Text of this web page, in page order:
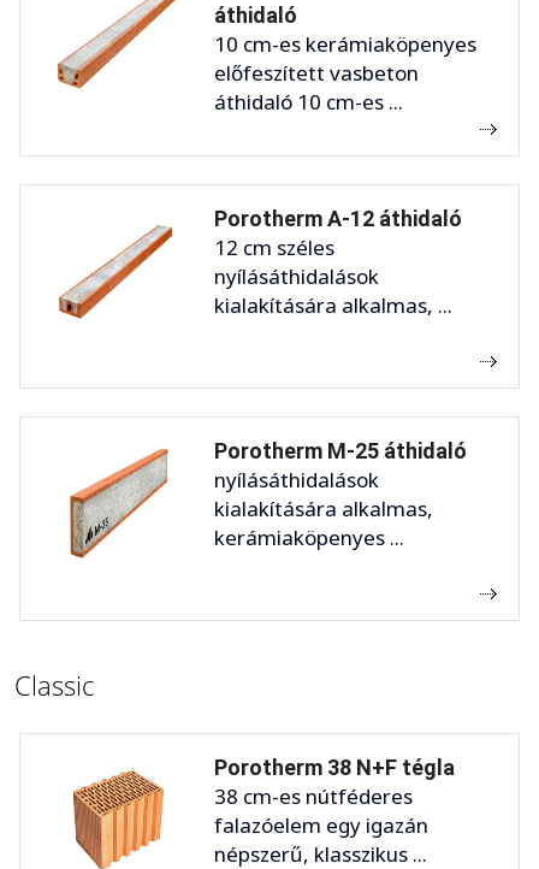
áthidaló
10 cm-es kerámiaköpenyes
előfeszített vasbeton
áthidaló 10 cm-es ...
Porotherm A-12 áthidaló
12 cm széles
nyílásáthidalások
kialakítására alkalmas, ...
Porotherm M-25 áthidaló
nyílásáthidalások
kialakítására alkalmas,
kerámiaköpenyes ...
Classic
Porotherm 38 N+F tégla
38 cm-es nútféderes
falazóelem egy igazán
népszerű, klasszikus ...